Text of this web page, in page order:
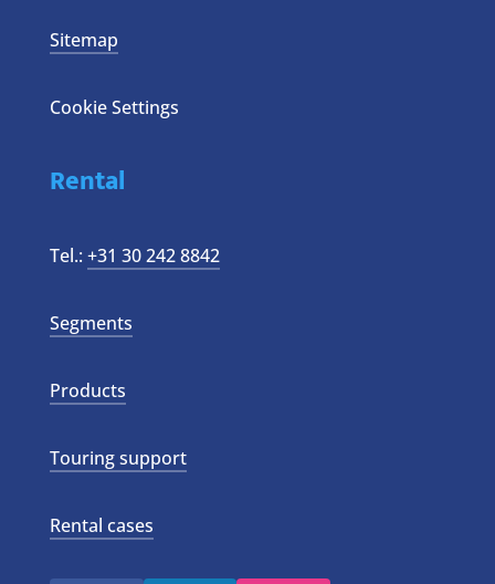
Sitemap
Cookie Settings
Rental
Tel.: +31 30 242 8842
Segments
Products
Touring support
Rental cases